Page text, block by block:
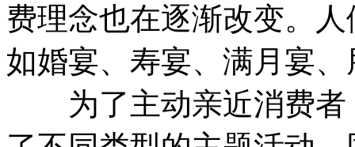
费理念也在逐渐改变。
如婚宴、寿宴、满月宴
为了主动亲近消费者